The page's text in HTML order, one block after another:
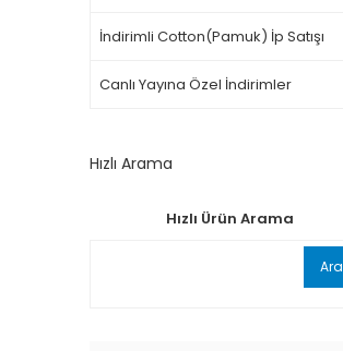
İndirimli Cotton(Pamuk) İp Satışı
Canlı Yayına Özel İndirimler
Hızlı Arama
Hızlı Ürün Arama
Ara